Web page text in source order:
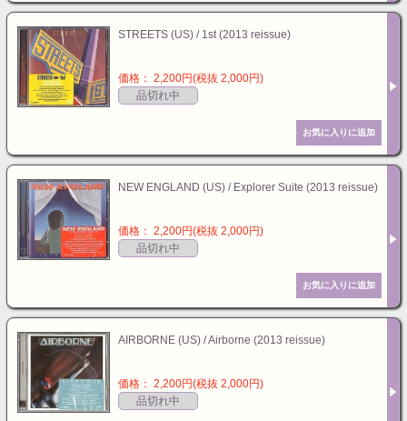
STREETS (US) / 1st (2013 reissue)
価格： 2,200円(税抜 2,000円)
品切れ中
NEW ENGLAND (US) / Explorer Suite (2013 reissue)
価格： 2,200円(税抜 2,000円)
品切れ中
AIRBORNE (US) / Airborne (2013 reissue)
価格： 2,200円(税抜 2,000円)
品切れ中